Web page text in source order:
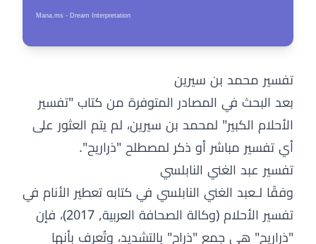
تفسير محمد بن سيرين
بعد البحث في المصادر المتوفرة من كتاب "تفسير
الأحلام الكبير" لمحمد بن سيرين، لم يتم العثور على
أي تفسير مباشر أو ذكر لمصطلح "ذراريح".
تفسير عبد الغني النابلسي
وفقًا لـعبد الغني النابلسي في كتابه تعطير الأنام في
تفسير الأحلام (وكالة الصحافة العربية, 2017)، فإن
"ذراريح" هي جمع "ذراح" بالتشديد، وتُعرف بأنها